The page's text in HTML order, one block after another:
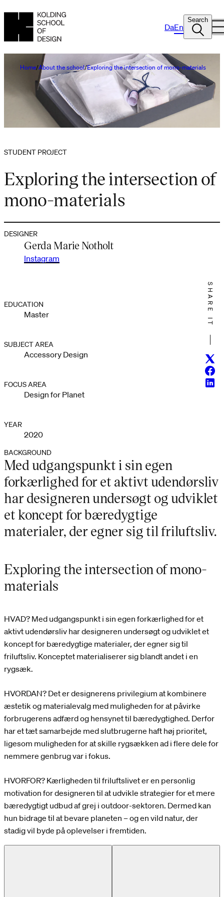
DaEn
Search
Home About the school Exploring the intersection of mono-materials
STUDENT PROJECT
Exploring the intersection of
mono-materials
DESIGNER
Gerda Marie Notholt
Instagram
EDUCATION
Master
SUBJECT AREA
Accessory Design
FOCUS AREA
Design for Planet
YEAR
2020
SHARE IT
BACKGROUND
Med udgangspunkt i sin egen
forkærlighed for et aktivt udendørsliv
har designeren undersøgt og udviklet
et koncept for bæredygtige
materialer, der egner sig til friluftsliv.
Exploring the intersection of mono-
materials
HVAD? Med udgangspunkt i sin egen forkærlighed for et
aktivt udendørsliv har designeren undersøgt og udviklet et
koncept for bæredygtige materialer, der egner sig til
friluftsliv. Konceptet materialiserer sig blandt andet i en
rygsæk.
HVORDAN? Det er designerens privilegium at kombinere
æstetik og materialevalg med muligheden for at påvirke
forbrugerens adfærd og hensynet til bæredygtighed. Derfor
har et tæt samarbejde med slutbrugerne haft høj prioritet,
ligesom muligheden for at skille rygsækken ad i flere dele for
nemmere genbrug var i fokus.
HVORFOR? Kærligheden til friluftslivet er en personlig
motivation for designeren til at udvikle strategier for et mere
bæredygtigt udbud af grej i outdoor-sektoren. Dermed kan
hun bidrage til at bevare planeten – og en vild natur, der
stadig vil byde på oplevelser i fremtiden.